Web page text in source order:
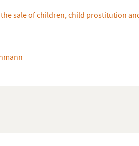
sale of children, child prostitution